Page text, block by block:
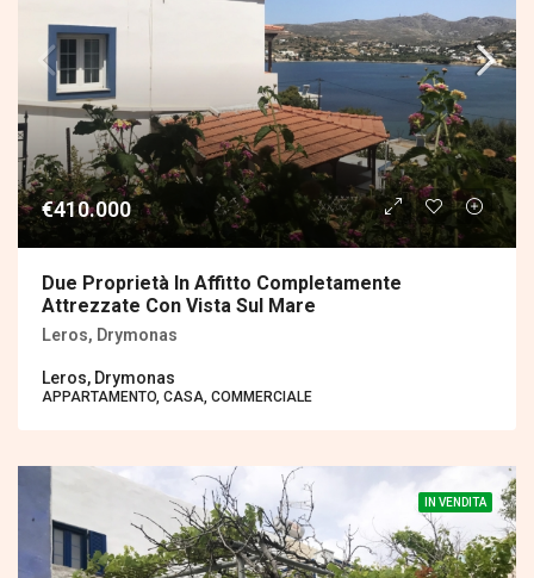
€410.000
Due Proprietà In Affitto Completamente
Attrezzate Con Vista Sul Mare
Leros, Drymonas
Leros, Drymonas
APPARTAMENTO, CASA, COMMERCIALE
IN VENDITA